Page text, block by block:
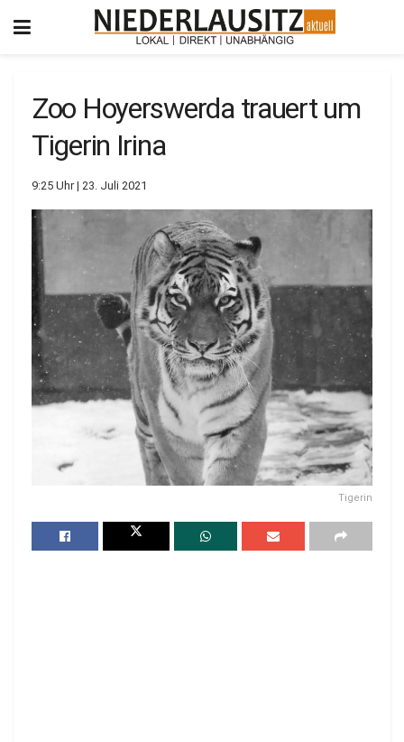
Zoo Hoyerswerda trauert um
Tigerin Irina
9:25 Uhr | 23. Juli 2021
Tigerin